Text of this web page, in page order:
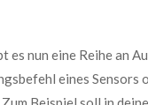
es nun eine Reihe an
eines Sensors